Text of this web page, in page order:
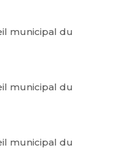
municipal du
municipal du
municipal du